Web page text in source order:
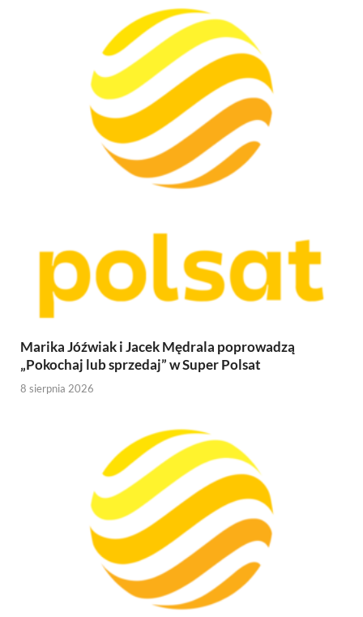
Marika Jóźwiak i Jacek Mędrala poprowadzą
„Pokochaj lub sprzedaj” w Super Polsat
8 sierpnia 2026